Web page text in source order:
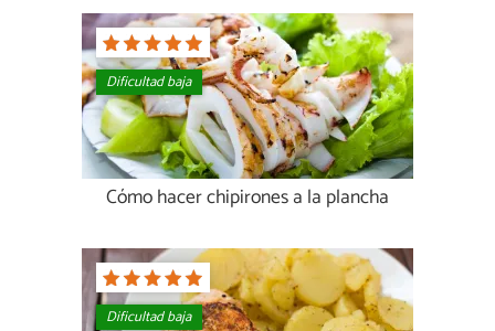
Dificultad baja
Cómo hacer chipirones a la plancha
Dificultad baja